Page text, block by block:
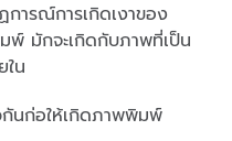
ารณ์การเกิดเงาของ
มักจะเกิดกับภาพที่เป็น
ใน
นก่อให้เกิดภาพพิมพ์